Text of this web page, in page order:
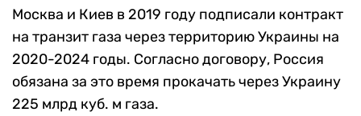
Москва и Киев в 2019 году подписали контракт
на транзит газа через территорию Украины на
2020-2024 годы. Согласно договору, Россия
обязана за это время прокачать через Украину
225 млрд куб. м газа.